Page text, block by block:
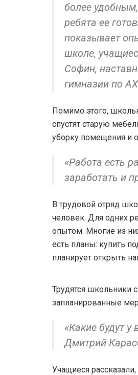
более
ребята ее
показывает
школе,
Софин,
гимназии по
Помимо этого,
спустят старую
уборку помещения и
«Работа есть
заработать и
В трудовой отряд
человек. Для одних
опытом. Многие из
есть планы: купить
планирует открыть
Трудятся школьники
запланированные
«Какие будут
Дмитрий
Учащиеся